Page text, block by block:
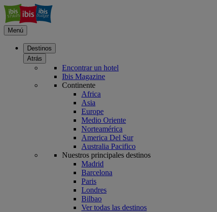
Menú
Destinos
Atrás
Encontrar un hotel
Ibis Magazine
Continente
Africa
Asia
Europe
Medio Oriente
Norteamérica
America Del Sur
Australia Pacifico
Nuestros principales destinos
Madrid
Barcelona
Paris
Londres
Bilbao
Ver todas las destinos